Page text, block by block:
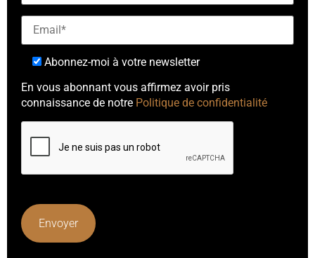
Abonnez-moi à votre newsletter
En vous abonnant vous affirmez avoir pris
connaissance de notre Politique de confidentialité